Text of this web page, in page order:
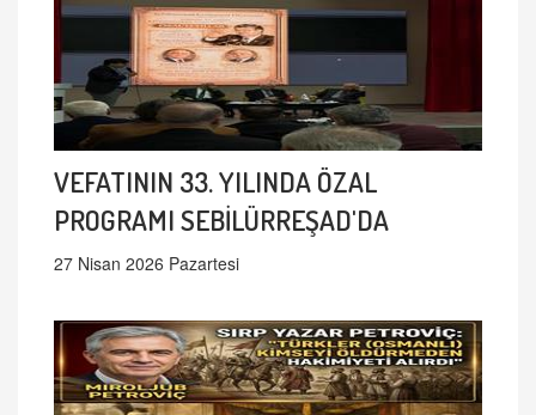
VEFATININ 33. YILINDA ÖZAL
PROGRAMI SEBİLÜRREŞAD'DA
27 Nisan 2026 Pazartesi